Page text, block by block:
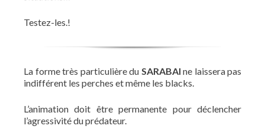
Testez-les.!
La forme très particulière du SARABAI ne laissera pas
indifférent les perches et même les blacks.
L’animation doit être permanente pour déclencher
l’agressivité du prédateur.